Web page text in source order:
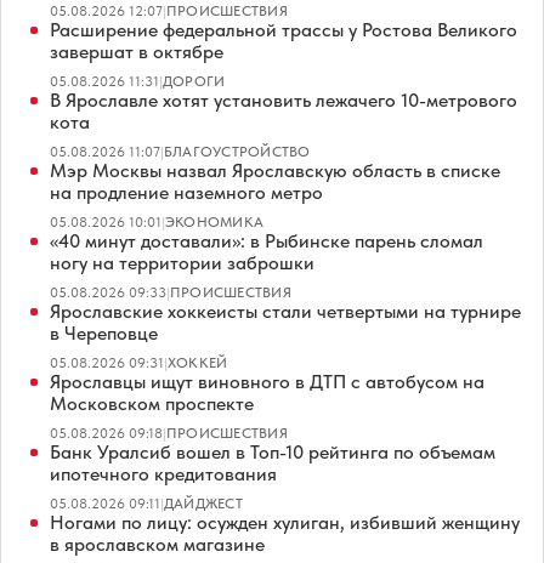
05.08.2026 12:07|ПРОИСШЕСТВИЯ
Расширение федеральной трассы у Ростова Великого
завершат в октябре
05.08.2026 11:31|ДОРОГИ
В Ярославле хотят установить лежачего 10-метрового
кота
05.08.2026 11:07|БЛАГОУСТРОЙСТВО
Мэр Москвы назвал Ярославскую область в списке
на продление наземного метро
05.08.2026 10:01|ЭКОНОМИКА
«40 минут доставали»: в Рыбинске парень сломал
ногу на территории заброшки
05.08.2026 09:33|ПРОИСШЕСТВИЯ
Ярославские хоккеисты стали четвертыми на турнире
в Череповце
05.08.2026 09:31|ХОККЕЙ
Ярославцы ищут виновного в ДТП с автобусом на
Московском проспекте
05.08.2026 09:18|ПРОИСШЕСТВИЯ
Банк Уралсиб вошел в Топ-10 рейтинга по объемам
ипотечного кредитования
05.08.2026 09:11|ДАЙДЖЕСТ
Ногами по лицу: осужден хулиган, избивший женщину
в ярославском магазине